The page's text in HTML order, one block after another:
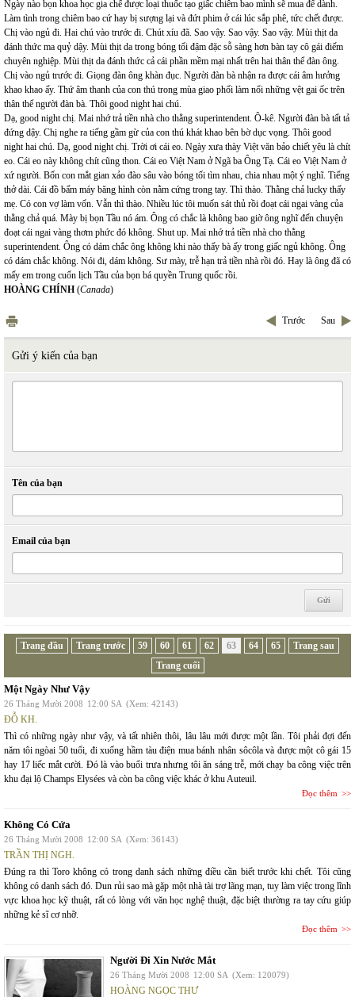
Ngày nào bọn khoa học gia chế được loại thuốc tạo giấc chiêm bao mình sẽ mua để dành.
Làm tình trong chiêm bao cứ hay bị sượng lại và đứt phim ở cái lúc sắp phê, tức chết được.
Chị vào ngủ đi. Hai chú vào trước đi. Chút xíu đã. Sao vậy. Sao vậy. Sao vậy. Mùi thịt da
đánh thức ma quỷ dậy. Mùi thịt da trong bóng tối đậm đặc sỗ sàng hơn bàn tay cô gái điếm
chuyên nghiệp. Mùi thịt da đánh thức cả cái phần mềm mại nhất trên hai thân thể đàn ông.
Chị vào ngủ trước đi. Giọng đàn ông khàn đục. Người đàn bà nhận ra được cái âm hưởng
khao khao ấy. Thứ âm thanh của con thú trong mùa giao phối làm nổi những vệt gai ốc trên
thân thể người đàn bà. Thôi good night hai chú.
Dạ, good night chị. Mai nhớ trả tiền nhà cho thằng superintendent. Ô-kê. Người đàn bà tất tả
đứng dậy. Chị nghe ra tiếng gầm gừ của con thú khát khao bên bờ dục vọng. Thôi good
night hai chú. Dạ, good night chị. Trời ơi cái eo. Ngày xưa thày Việt văn bảo chiết yêu là chít
eo. Cái eo này không chít cũng thon. Cái eo Việt Nam ở Ngã ba Ông Tạ. Cái eo Việt Nam ở
xứ người. Bốn con mắt gian xảo đào sâu vào bóng tối tìm nhau, chia nhau một ý nghĩ. Tiếng
thở dài. Cái đồ bấm máy băng hình còn nằm cứng trong tay. Thì thào. Thằng chả lucky thấy
mẹ. Có con vợ làm vốn. Vẫn thì thào. Nhiều lúc tôi muốn sát thủ rồi đoạt cái ngai vàng của
thằng chả quá. Mày bị bọn Tầu nó ám. Ông có chắc là không bao giờ ông nghĩ đến chuyện
đoạt cái ngai vàng thơm phức đó không. Shut up. Mai nhớ trả tiền nhà cho thằng
superintendent. Ông có dám chắc ông không khi nào thấy bà ấy trong giấc ngủ không. Ông
có dám chắc không. Nói đi, dám không. Sư mày, trễ hạn trả tiền nhà rồi đó. Hay là ông đã có
mấy em trong cuốn lịch Tầu của bọn bá quyền Trung quốc rồi.
HOÀNG CHÍNH (Canada)
Trước Sau
Gửi ý kiến của bạn
Tên của bạn
Email của bạn
Trang đầu Trang trước 59 60 61 62 63 64 65
Trang sau
Trang cuối
Một Ngày Như Vậy
26 Tháng Mười 2008 12:00 SA (Xem: 42143)
ĐỖ KH.
Thì có những ngày như vậy, và tất nhiên thôi, lâu lâu mới được một lần. Tôi phải đợi đến
năm tôi ngòai 50 tuổi, đi xuống hầm tàu điện mua bánh nhân sôcôla và được một cô gái 15
hay 17 liếc mắt cười. Đó là vào buổi trưa nhưng tôi ăn sáng trễ, mới chạy ba công việc trên
khu đại lộ Champs Elysées và còn ba công việc khác ở khu Auteuil.
Đọc thêm
Không Có Cửa
26 Tháng Mười 2008 12:00 SA (Xem: 36143)
TRẦN THỊ NGH.
Đúng ra thì Toro không có trong danh sách những điều cần biết trước khi chết. Tôi cũng
không có danh sách đó. Dun rủi sao mà gặp một nhà tài trợ lãng mạn, tuy làm việc trong lĩnh
vực khoa học kỹ thuật, rất có lòng với văn học nghệ thuật, đặc biệt thường ra tay cứu giúp
những kẻ sĩ cơ nhỡ.
Đọc thêm
Người Đi Xin Nước Mắt
26 Tháng Mười 2008 12:00 SA (Xem: 120079)
HOÀNG NGỌC THƯ